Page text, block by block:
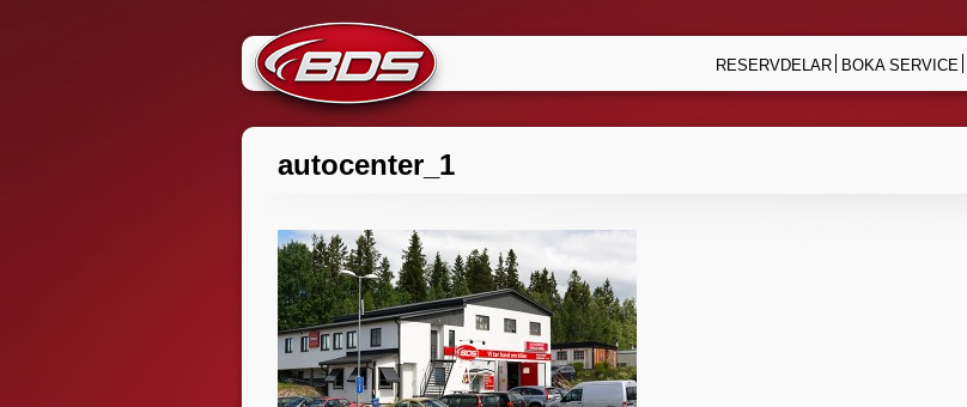
Skip
to
content
RESERVDELAR BOKA SERVICE
autocenter_1